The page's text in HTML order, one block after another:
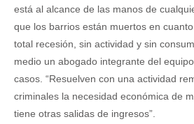
está al alcance de las manos de
que los barrios están muertos en
total recesión, sin actividad y sin
medio un abogado integrante del
casos. “Resuelven con una actividad
criminales la necesidad económica de
tiene otras salidas de ingresos”.